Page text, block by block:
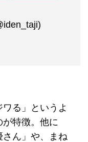
る」というよ
が特徴。他に
さん」や、まね